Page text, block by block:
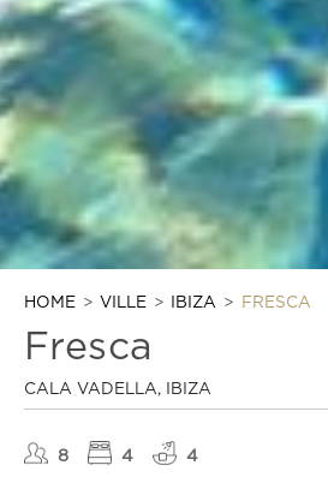
HOME VILLE IBIZA FRESCA
Fresca
CALA VADELLA, IBIZA
8 4 4